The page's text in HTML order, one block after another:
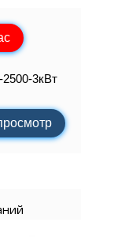
3кВт